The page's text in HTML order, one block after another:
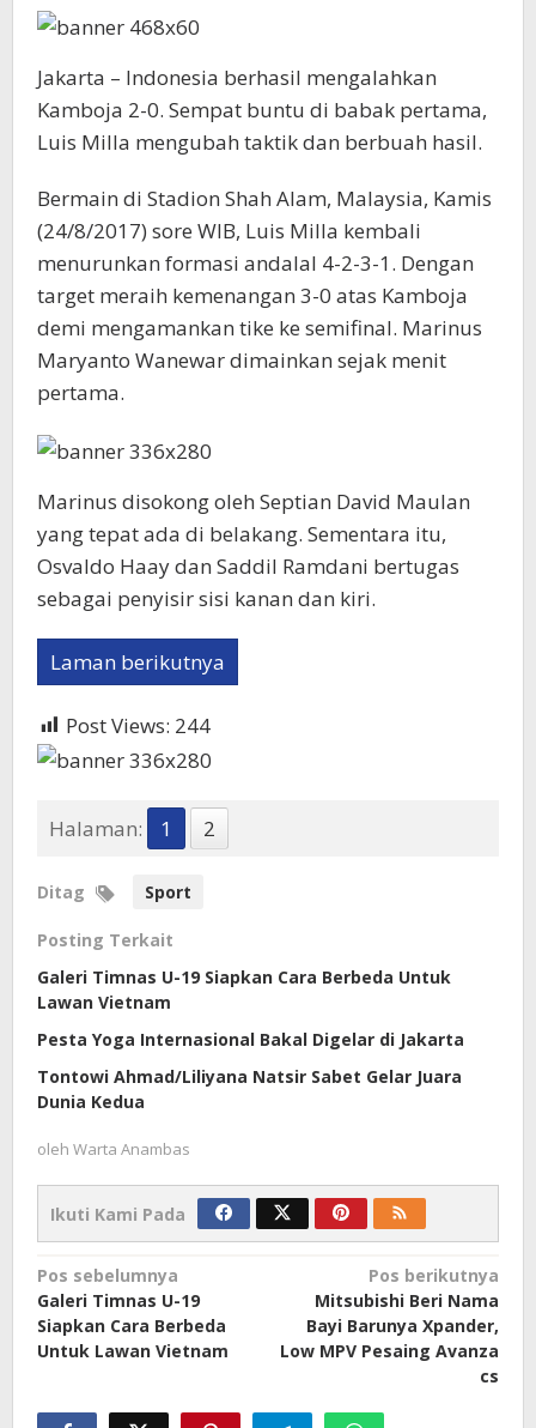
Jakarta – Indonesia berhasil mengalahkan
Kamboja 2-0. Sempat buntu di babak pertama,
Luis Milla mengubah taktik dan berbuah hasil.
Bermain di Stadion Shah Alam, Malaysia, Kamis
(24/8/2017) sore WIB, Luis Milla kembali
menurunkan formasi andalal 4-2-3-1. Dengan
target meraih kemenangan 3-0 atas Kamboja
demi mengamankan tike ke semifinal. Marinus
Maryanto Wanewar dimainkan sejak menit
pertama.
Marinus disokong oleh Septian David Maulan
yang tepat ada di belakang. Sementara itu,
Osvaldo Haay dan Saddil Ramdani bertugas
sebagai penyisir sisi kanan dan kiri.
Laman berikutnya
Post Views: 244
Halaman: 1 2
Ditag Sport
Posting Terkait
Galeri Timnas U-19 Siapkan Cara Berbeda Untuk
Lawan Vietnam
Pesta Yoga Internasional Bakal Digelar di Jakarta
Tontowi Ahmad/Liliyana Natsir Sabet Gelar Juara
Dunia Kedua
oleh Warta Anambas
Ikuti Kami Pada
Navigasi
pos
Pos sebelumnya
Galeri Timnas U-19
Siapkan Cara Berbeda
Untuk Lawan Vietnam
Pos berikutnya
Mitsubishi Beri Nama
Bayi Barunya Xpander,
Low MPV Pesaing Avanza
cs